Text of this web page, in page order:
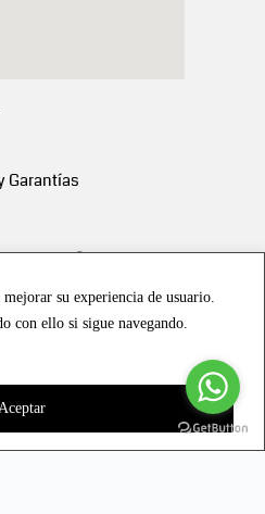
su experiencia de usuario.
con ello si sigue navegando.
Aceptar
Garantías
paga en 3 cuotas
- Vialmotor